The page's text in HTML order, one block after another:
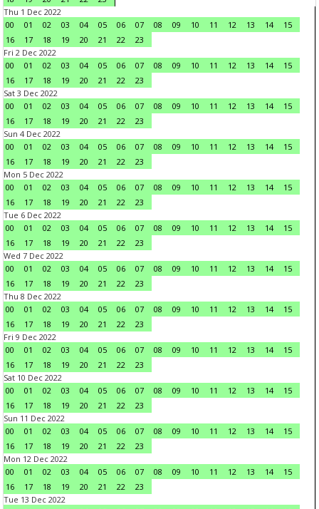
Thu 1 Dec 2022
00
01 02 03 04 05 06 07 08 09 10 11 12 13 14
15
16
17 18 19 20 21 22
23
Fri 2 Dec 2022
00
01 02 03 04 05 06 07 08 09 10 11 12 13 14
15
16
17 18 19 20 21 22
23
Sat 3 Dec 2022
00
01 02 03 04 05 06 07 08 09 10 11 12 13 14
15
16
17 18 19 20 21 22
23
Sun 4 Dec 2022
00
01 02 03 04 05 06 07 08 09 10 11 12 13 14
15
16
17 18 19 20 21 22
23
Mon 5 Dec 2022
00
01 02 03 04 05 06 07 08 09 10 11 12 13 14
15
16
17 18 19 20 21 22
23
Tue 6 Dec 2022
00
01 02 03 04 05 06 07 08 09 10 11 12 13 14
15
16
17 18 19 20 21 22
23
Wed 7 Dec 2022
00
01 02 03 04 05 06 07 08 09 10 11 12 13 14
15
16
17 18 19 20 21 22
23
Thu 8 Dec 2022
00
01 02 03 04 05 06 07 08 09 10 11 12 13 14
15
16
17 18 19 20 21 22
23
Fri 9 Dec 2022
00
01 02 03 04 05 06 07 08 09 10 11 12 13 14
15
16
17 18 19 20 21 22
23
Sat 10 Dec 2022
00
01 02 03 04 05 06 07 08 09 10 11 12 13 14
15
16
17 18 19 20 21 22
23
Sun 11 Dec 2022
00
01 02 03 04 05 06 07 08 09 10 11 12 13 14
15
16
17 18 19 20 21 22
23
Mon 12 Dec 2022
00
01 02 03 04 05 06 07 08 09 10 11 12 13 14
15
16
17 18 19 20 21 22
23
Tue 13 Dec 2022